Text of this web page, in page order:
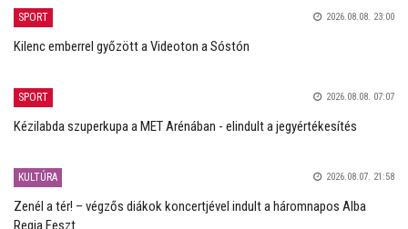
SPORT 2026.08.08. 23:00
Kilenc emberrel győzött a Videoton a Sóstón
SPORT 2026.08.08. 07:07
Kézilabda szuperkupa a MET Arénában - elindult a jegyértékesítés
KULTÚRA 2026.08.07. 21:58
Zenél a tér! – végzős diákok koncertjével indult a háromnapos Alba
Regia Feszt